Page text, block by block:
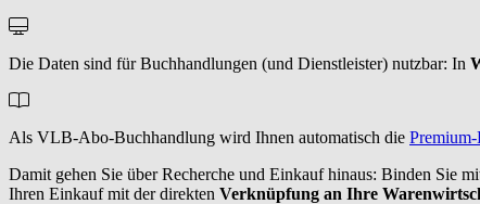
Die Daten sind für Buchhandlungen (und Dienstleister) nutzbar: In
Als VLB-Abo-Buchhandlung wird Ihnen automatisch die
Damit gehen Sie über Recherche und Einkauf hinaus: Binden Sie
Ihren Einkauf mit der direkten Verknüpfung an Ihre